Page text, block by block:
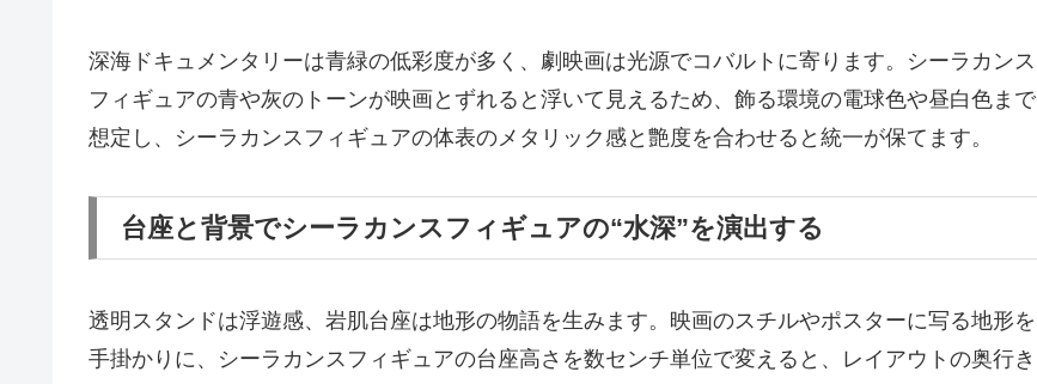
深海ドキュメンタリーは青緑の低彩度が多く、劇映画は光源でコバルトに寄ります。シーラカンス
フィギュアの青や灰のトーンが映画とずれると浮いて見えるため、飾る環境の電球色や昼白色まで
想定し、シーラカンスフィギュアの体表のメタリック感と艶度を合わせると統一が保てます。
台座と背景でシーラカンスフィギュアの“水深”を演出する
透明スタンドは浮遊感、岩肌台座は地形の物語を生みます。映画のスチルやポスターに写る地形を
手掛かりに、シーラカンスフィギュアの台座高さを数センチ単位で変えると、レイアウトの奥行き